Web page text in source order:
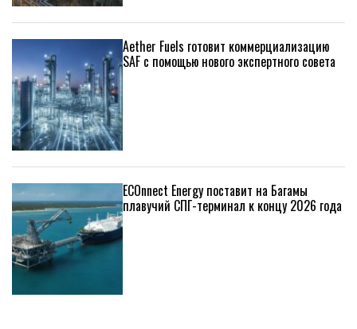
Aether Fuels готовит коммерциализацию
SAF с помощью нового экспертного совета
ECOnnect Energy поставит на Багамы
плавучий СПГ-терминал к концу 2026 года